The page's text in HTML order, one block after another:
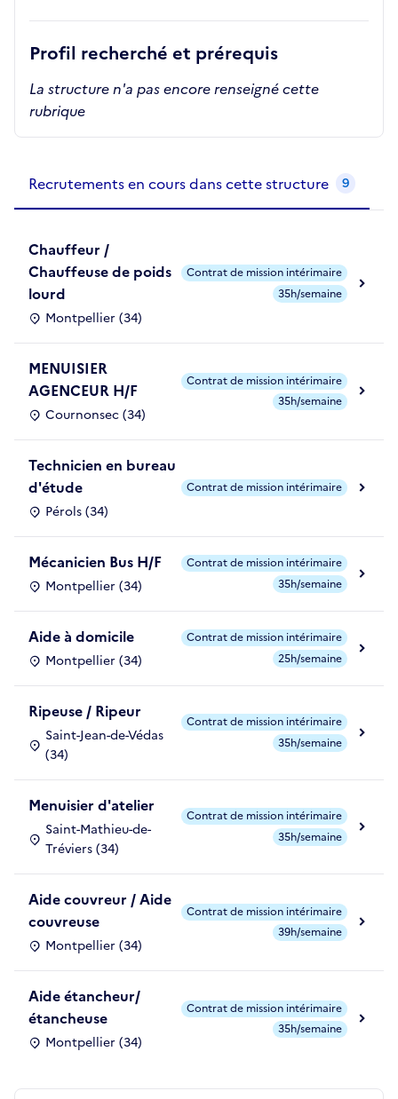
Profil recherché et prérequis
La structure n'a pas encore renseigné cette
rubrique
Recrutements en cours dans cette structure 9
Chauffeur /
Chauffeuse de poids
lourd
Montpellier (34)
Contrat de mission intérimaire
35h/semaine
MENUISIER
AGENCEUR H/F
Cournonsec (34)
Contrat de mission intérimaire
35h/semaine
Technicien en bureau
d'étude
Pérols (34)
Contrat de mission intérimaire
Mécanicien Bus H/F
Montpellier (34)
Contrat de mission intérimaire
35h/semaine
Aide à domicile
Montpellier (34)
Contrat de mission intérimaire
25h/semaine
Ripeuse / Ripeur
Saint-Jean-de-Védas
(34)
Contrat de mission intérimaire
35h/semaine
Menuisier d'atelier
Saint-Mathieu-de-
Tréviers (34)
Contrat de mission intérimaire
35h/semaine
Aide couvreur / Aide
couvreuse
Montpellier (34)
Contrat de mission intérimaire
39h/semaine
Aide étancheur/
étancheuse
Montpellier (34)
Contrat de mission intérimaire
35h/semaine